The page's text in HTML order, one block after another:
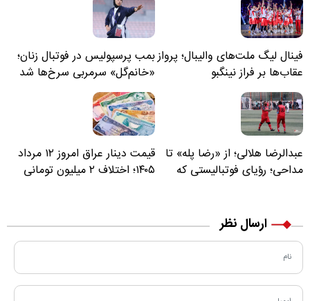
فینال لیگ ملت‌های والیبال؛ پرواز
عقاب‌ها بر فراز نینگبو
بمب پرسپولیس در فوتبال زنان؛
«خانم‌گل» سرمربی سرخ‌ها شد
عبدالرضا هلالی؛ از «رضا پله» تا
مداحی؛ رؤیای فوتبالیستی که
قیمت دینار عراق امروز ۱۲ مرداد
۱۴۰۵؛ اختلاف ۲ میلیون تومانی
ارسال نظر